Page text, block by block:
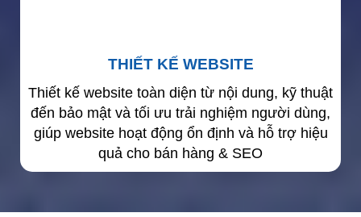
THIẾT KẾ WEBSITE
Thiết kế website toàn diện từ nội dung, kỹ thuật
đến bảo mật và tối ưu trải nghiệm người dùng,
giúp website hoạt động ổn định và hỗ trợ hiệu
quả cho bán hàng & SEO